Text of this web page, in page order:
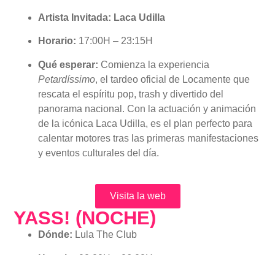
Artista Invitada: Laca Udilla
Horario: 17:00H – 23:15H
Qué esperar: Comienza la experiencia
Petardíssimo, el tardeo oficial de Locamente que
rescata el espíritu pop, trash y divertido del
panorama nacional. Con la actuación y animación
de la icónica Laca Udilla, es el plan perfecto para
calentar motores tras las primeras manifestaciones
y eventos culturales del día.
Visita la web
YASS! (NOCHE)
Dónde: Lula The Club